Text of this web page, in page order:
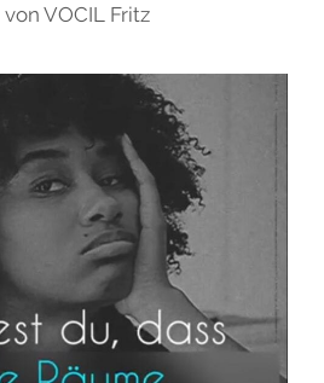
von VOCIL Fritz